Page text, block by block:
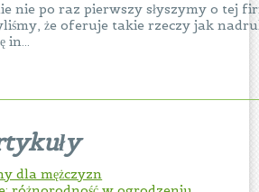
nie po raz pierwszy słyszymy o tej
że oferuje takie rzeczy jak
in...
dla mężczyzn